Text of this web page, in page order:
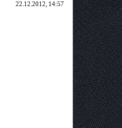
22.12.2012, 14:57